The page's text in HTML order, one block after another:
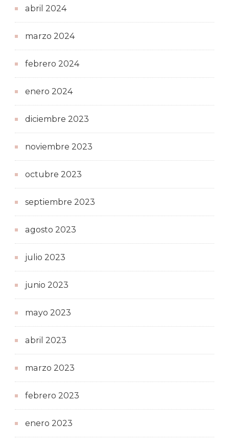
abril 2024
marzo 2024
febrero 2024
enero 2024
diciembre 2023
noviembre 2023
octubre 2023
septiembre 2023
agosto 2023
julio 2023
junio 2023
mayo 2023
abril 2023
marzo 2023
febrero 2023
enero 2023